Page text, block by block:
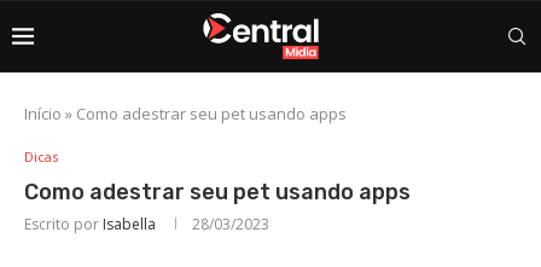
Início » Como adestrar seu pet usando apps
Dicas
Como adestrar seu pet usando apps
Escrito por Isabella 28/03/2023